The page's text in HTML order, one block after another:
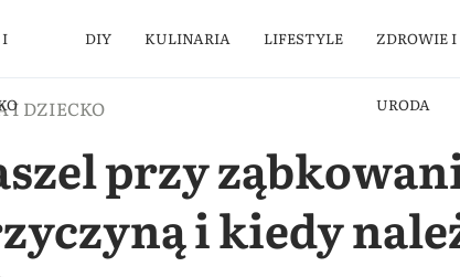
I DIY KULINARIA LIFESTYLE ZDROWIE I
URODA
I DZIECKO
przy
i kiedy